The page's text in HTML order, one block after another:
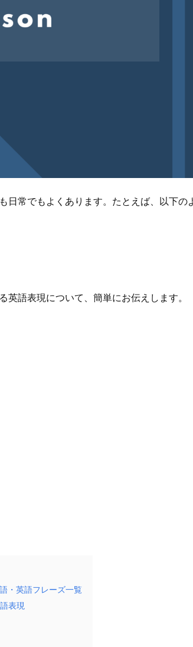
日常でもよくあります。たとえば、以下の
語表現について、簡単にお伝えします。
・英語フレーズ一覧
表現